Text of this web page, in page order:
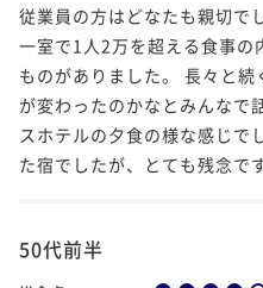
従業員の方はどなたも親切で
一室で1人2万を超える食事の
ものがありました。 長々と
が変わったのかなとみんなで
スホテルの夕食の様な感じで
た宿でしたが、とても残念です
50代前半